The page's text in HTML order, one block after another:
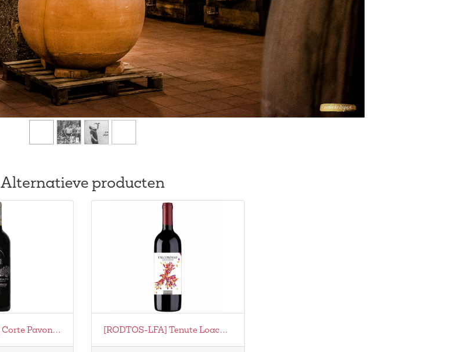
Alternatieve producten
[RODTOS-LBM] Corte Pavone - Brunello Di Montalcino Biodyamie [RODTOS-LFA] Tenute Loacker - Falcorosso Biodynamie / Natuurwijn